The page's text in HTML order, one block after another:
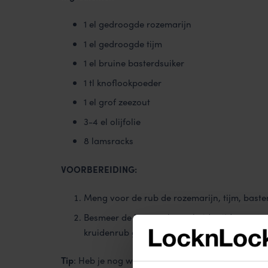
1 el gedroogde rozemarijn
1 el gedroogde tijm
1 el bruine basterdsuiker
1 tl knoflookpoeder
1 el grof zeezout
3-4 el olijfolie
8 lamsracks
VOORBEREIDING:
Meng voor de rub de rozemarijn, tijm,
Besmeer de lamsrack aan beide zijden
kruidenrub goed verdeeld is over het vlees,
Tip: Heb je nog wat rub over? Bewaar deze